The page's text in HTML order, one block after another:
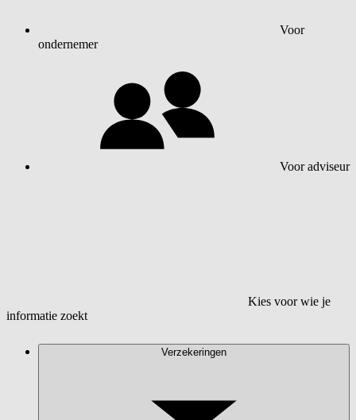
Voor
ondernemer
Voor adviseur
Kies voor wie je
informatie zoekt
Verzekeringen